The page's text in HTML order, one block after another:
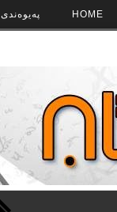
په‌‌یوه‌ندی HOME